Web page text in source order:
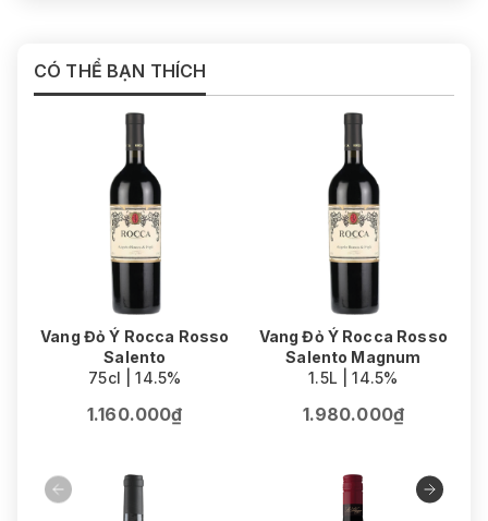
CÓ THỂ BẠN THÍCH
Vang Đỏ Ý Rocca Rosso
Salento
75cl | 14.5%
1.160.000₫
Vang Đỏ Ý Rocca Rosso
Salento Magnum
1.5L | 14.5%
1.980.000₫